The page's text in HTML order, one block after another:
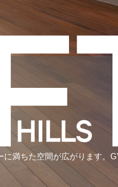
満ちた空間が広がります